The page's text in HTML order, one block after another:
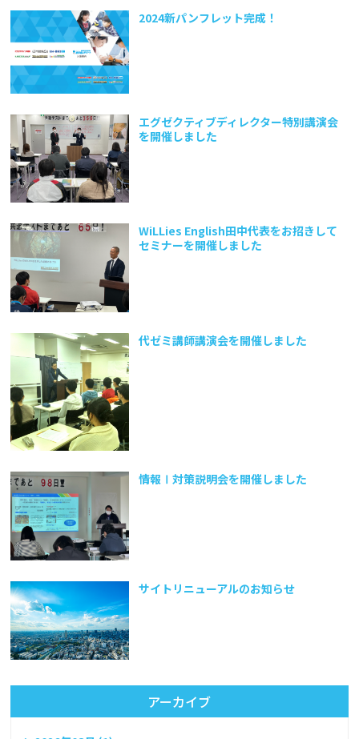
2024新パンフレット完成！
エグゼクティブディレクター特別講演会
を開催しました
WiLLies English田中代表をお招きして
セミナーを開催しました
代ゼミ講師講演会を開催しました
情報Ⅰ対策説明会を開催しました
サイトリニューアルのお知らせ
アーカイブ